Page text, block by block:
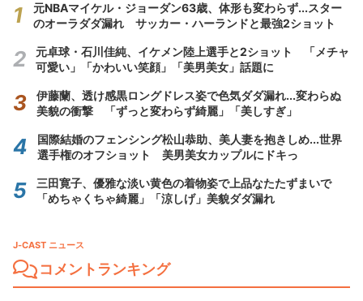
元NBAマイケル・ジョーダン63歳、体形も変わらず...スター
のオーラダダ漏れ サッカー・ハーランドと最強2ショット
元卓球・石川佳純、イケメン陸上選手と2ショット 「メチャ
可愛い」「かわいい笑顔」「美男美女」話題に
伊藤蘭、透け感黒ロングドレス姿で色気ダダ漏れ...変わらぬ
美貌の衝撃 「ずっと変わらず綺麗」「美しすぎ」
国際結婚のフェンシング松山恭助、美人妻を抱きしめ...世界
選手権のオフショット 美男美女カップルにドキっ
三田寛子、優雅な淡い黄色の着物姿で上品なたたずまいで
「めちゃくちゃ綺麗」「涼しげ」美貌ダダ漏れ
J-CAST ニュース
コメントランキング